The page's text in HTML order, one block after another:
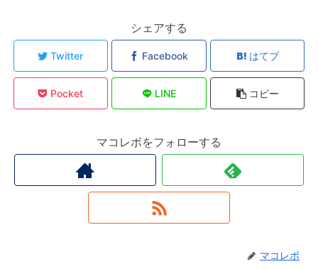
シェアする
Twitter Facebook はてブ
Pocket LINE コピー
マコレボをフォローする
マコレボ